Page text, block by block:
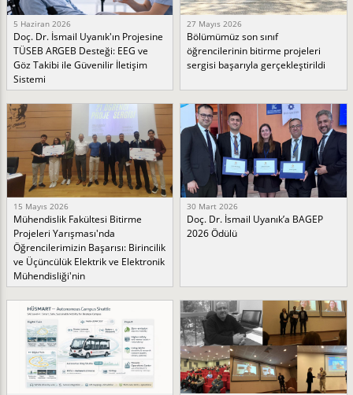
5 Haziran 2026
Doç. Dr. İsmail Uyanık'ın Projesine
TÜSEB ARGEB Desteği: EEG ve
Göz Takibi ile Güvenilir İletişim
Sistemi
27 Mayıs 2026
Bölümümüz son sınıf
öğrencilerinin bitirme projeleri
sergisi başarıyla gerçekleştirildi
15 Mayıs 2026
Mühendislik Fakültesi Bitirme
Projeleri Yarışması'nda
Öğrencilerimizin Başarısı: Birincilik
ve Üçüncülük Elektrik ve Elektronik
Mühendisliği'nin
30 Mart 2026
Doç. Dr. İsmail Uyanık’a BAGEP
2026 Ödülü